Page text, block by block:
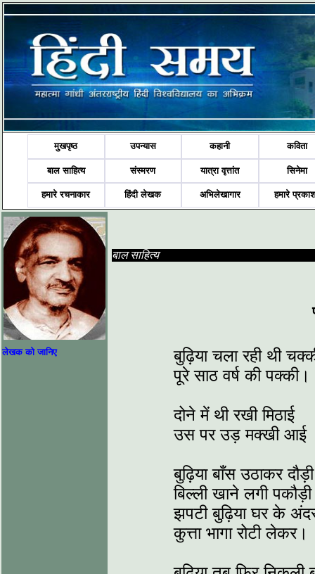
मुखपृष्ठ उपन्यास कहानी कविता
बाल साहित्य संस्मरण यात्रा वृत्तांत सिनेमा
हमारे रचनाकार हिंदी लेखक अभिलेखागार हमारे
लेखक को जानिए
बाल साहित्य
बुढ़िया चला रही थी
पूरे साठ वर्ष की पक्की।
दोने में थी रखी मिठाई
उस पर उड़ मक्खी आई
बुढ़िया बाँस उठाकर दौड़ी
बिल्ली खाने लगी
झपटी बुढ़िया घर के
कुत्ता भागा रोटी लेकर।